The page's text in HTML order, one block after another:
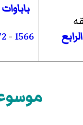
1566
-